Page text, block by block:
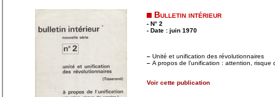
Bulletin intérieur
- N° 2
- Date : juin 1970
– Unité et unification des révolutionnaires
– A propos de l’unification : attention, risque
Voir cette publication